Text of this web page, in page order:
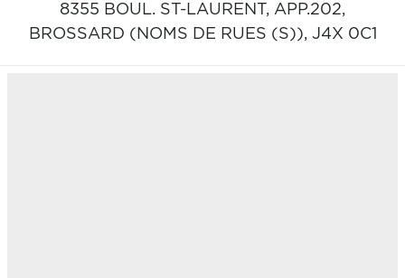
8355 BOUL. ST-LAURENT, APP.202,
BROSSARD (NOMS DE RUES (S)), J4X 0C1